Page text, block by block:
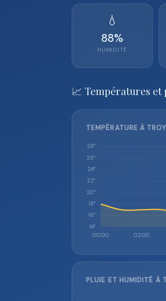
💧
88%
HUMIDITÉ
📈 Températures
TEMPÉRATURE À
PLUIE ET HUMIDITÉ À